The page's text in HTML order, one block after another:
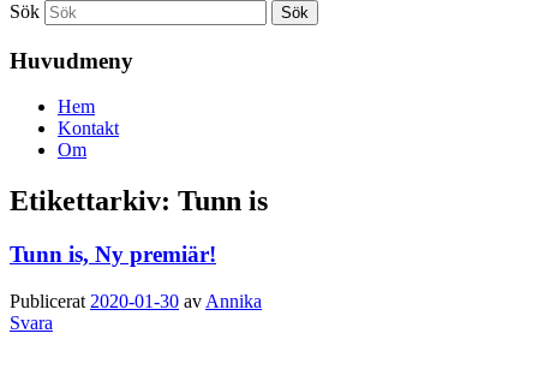
Sök
Huvudmeny
Hem
Kontakt
Om
Etikettarkiv: Tunn is
Tunn is, Ny premiär!
Publicerat 2020-01-30 av Annika
Svara